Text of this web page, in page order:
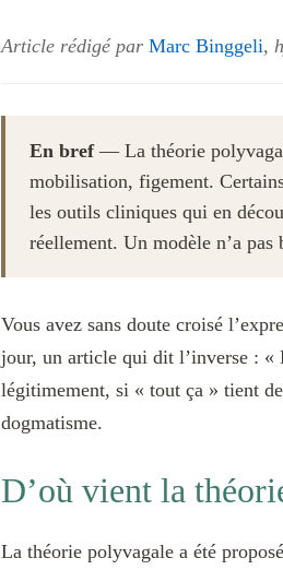
Article rédigé par Marc Binggeli,
En bref— La théorie
mobilisation, figement.
les outils cliniques qui en
réellement. Un modèle n’a
Vous avez sans doute croisé
jour, un article qui dit l’inverse : «
légitimement, si « tout ça » tient
dogmatisme.
D’où vient la
La théorie polyvagale a été